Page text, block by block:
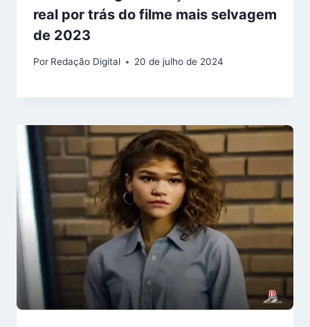
real por trás do filme mais selvagem
de 2023
Por Redação Digital 20 de julho de 2024